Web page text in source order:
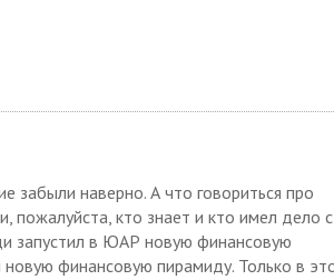
наверно. А что говориться про
пожалуйста, кто знает и кто имел дело с
запустил в ЮАР новую финансовую
финансовую пирамиду. Только в